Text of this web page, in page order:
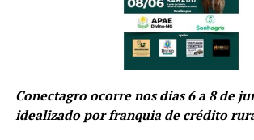
Conectagro ocorre nos dias 6 a 8 de
idealizado por franquia de crédito